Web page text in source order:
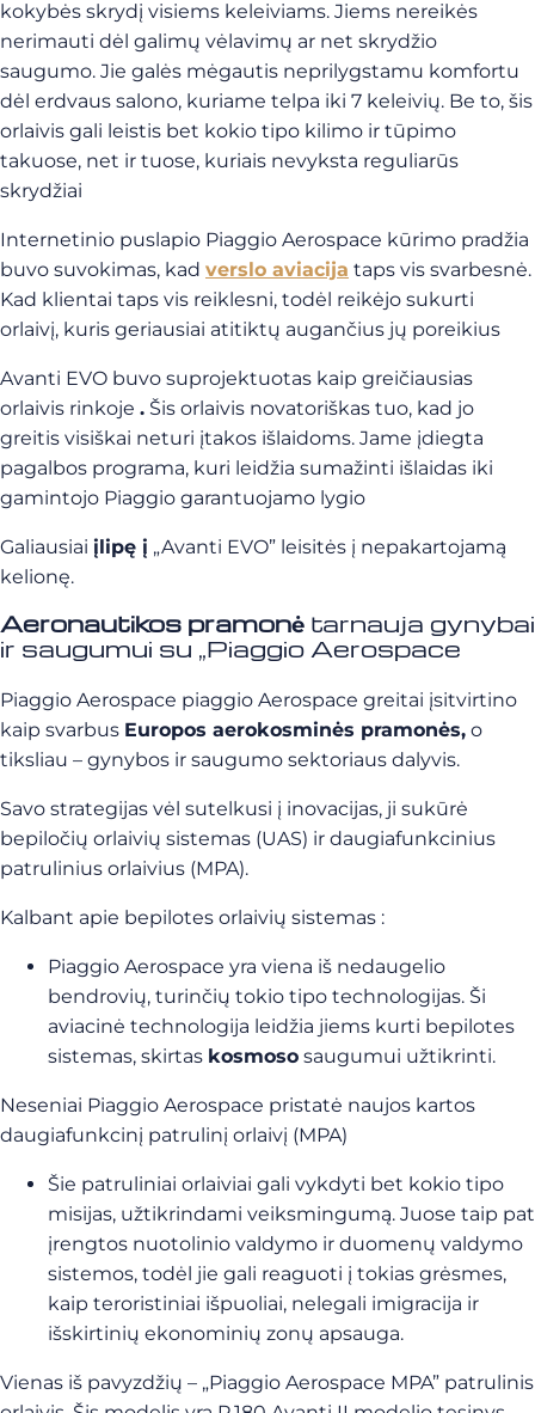
kokybės skrydį visiems keleiviams. Jiems nereikės
nerimauti dėl galimų vėlavimų ar net skrydžio
saugumo. Jie galės mėgautis neprilygstamu komfortu
dėl erdvaus salono, kuriame telpa iki 7 keleivių. Be to, šis
orlaivis gali leistis bet kokio tipo kilimo ir tūpimo
takuose, net ir tuose, kuriais nevyksta reguliarūs
skrydžiai
Internetinio puslapio Piaggio Aerospace kūrimo pradžia
buvo suvokimas, kad verslo aviacija taps vis svarbesnė.
Kad klientai taps vis reiklesni, todėl reikėjo sukurti
orlaivį, kuris geriausiai atitiktų augančius jų poreikius
Avanti EVO buvo suprojektuotas kaip greičiausias
orlaivis rinkoje . Šis orlaivis novatoriškas tuo, kad jo
greitis visiškai neturi įtakos išlaidoms. Jame įdiegta
pagalbos programa, kuri leidžia sumažinti išlaidas iki
gamintojo Piaggio garantuojamo lygio
Galiausiai įlipę į „Avanti EVO” leisitės į nepakartojamą
kelionę.
Aeronautikos pramonė tarnauja gynybai
ir saugumui su „Piaggio Aerospace
Piaggio Aerospace piaggio Aerospace greitai įsitvirtino
kaip svarbus Europos aerokosminės pramonės, o
tiksliau – gynybos ir saugumo sektoriaus dalyvis.
Savo strategijas vėl sutelkusi į inovacijas, ji sukūrė
bepiločių orlaivių sistemas (UAS) ir daugiafunkcinius
patrulinius orlaivius (MPA).
Kalbant apie bepilotes orlaivių sistemas :
Piaggio Aerospace yra viena iš nedaugelio
bendrovių, turinčių tokio tipo technologijas. Ši
aviacinė technologija leidžia jiems kurti bepilotes
sistemas, skirtas kosmoso saugumui užtikrinti.
Neseniai Piaggio Aerospace pristatė naujos kartos
daugiafunkcinį patrulinį orlaivį (MPA)
Šie patruliniai orlaiviai gali vykdyti bet kokio tipo
misijas, užtikrindami veiksmingumą. Juose taip pat
įrengtos nuotolinio valdymo ir duomenų valdymo
sistemos, todėl jie gali reaguoti į tokias grėsmes,
kaip teroristiniai išpuoliai, nelegali imigracija ir
išskirtinių ekonominių zonų apsauga.
Vienas iš pavyzdžių – „Piaggio Aerospace MPA” patrulinis